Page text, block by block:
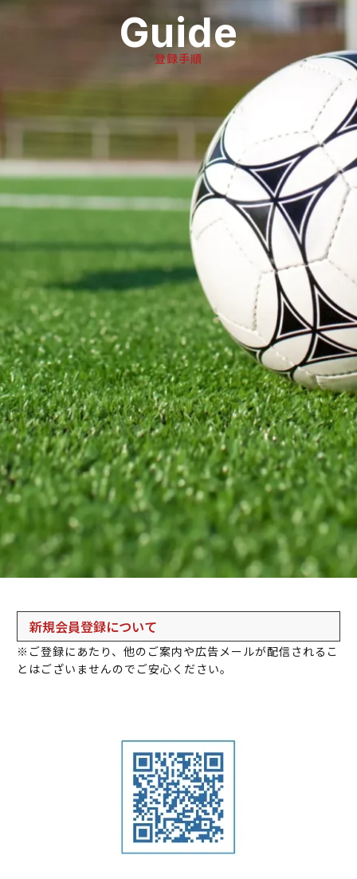
Guide
登録手順
新規会員登録について
※ご登録にあたり、他のご案内や広告メールが配信されるこ
とはございませんのでご安心ください。